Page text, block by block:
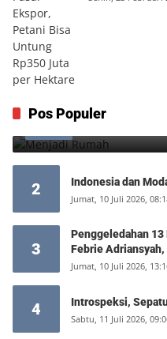
Pos Populer
1 Menjadi Rumah
2 Indonesia dan
Jumat, 10 Juli 2026,
3
Penggeledahan
Febrie
Emas
Jumat, 10 Juli 2026,
4 Introspeksi,
Sabtu, 11 Juli 2026,